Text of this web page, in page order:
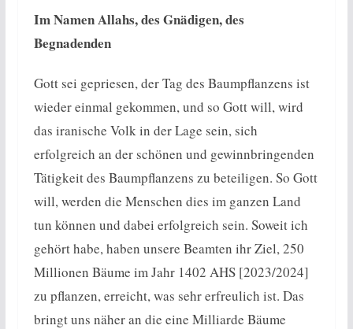
Im Namen Allahs, des Gnädigen, des
Begnadenden
Gott sei gepriesen, der Tag des Baumpflanzens ist
wieder einmal gekommen, und so Gott will, wird
das iranische Volk in der Lage sein, sich
erfolgreich an der schönen und gewinnbringenden
Tätigkeit des Baumpflanzens zu beteiligen. So Gott
will, werden die Menschen dies im ganzen Land
tun können und dabei erfolgreich sein. Soweit ich
gehört habe, haben unsere Beamten ihr Ziel, 250
Millionen Bäume im Jahr 1402 AHS [2023/2024]
zu pflanzen, erreicht, was sehr erfreulich ist. Das
bringt uns näher an die eine Milliarde Bäume